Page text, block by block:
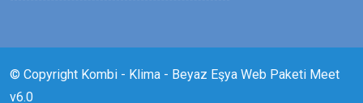
© Copyright Kombi - Klima - Beyaz Eşya Web Paketi Meet
v6.0